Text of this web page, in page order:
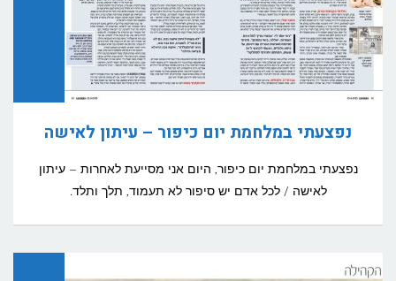
נפצעתי במלחמת יום כיפור – עיתון לאישה
נפצעתי במלחמת יום כיפור, היום אני מסייעת לאחרות – עיתון
לאישה / לכל אדם יש סיפור לא תעמוד, תלך ותלד.